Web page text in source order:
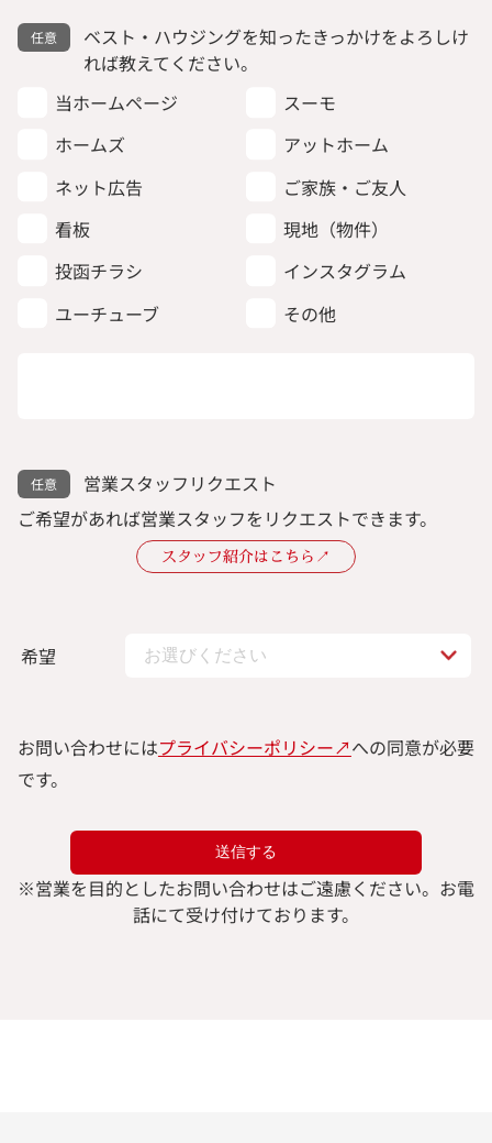
ベスト・ハウジングを知ったきっかけをよろしけ
れば教えてください。
当ホームページ
スーモ
ホームズ
アットホーム
ネット広告
ご家族・ご友人
看板
現地（物件）
投函チラシ
インスタグラム
ユーチューブ
その他
営業スタッフリクエスト
ご希望があれば営業スタッフをリクエストできます。
スタッフ紹介はこちら↗︎
希望
お問い合わせにはプライバシーポリシー↗︎への同意が必要
です。
※営業を目的としたお問い合わせはご遠慮ください。 お電
話にて受け付けております。